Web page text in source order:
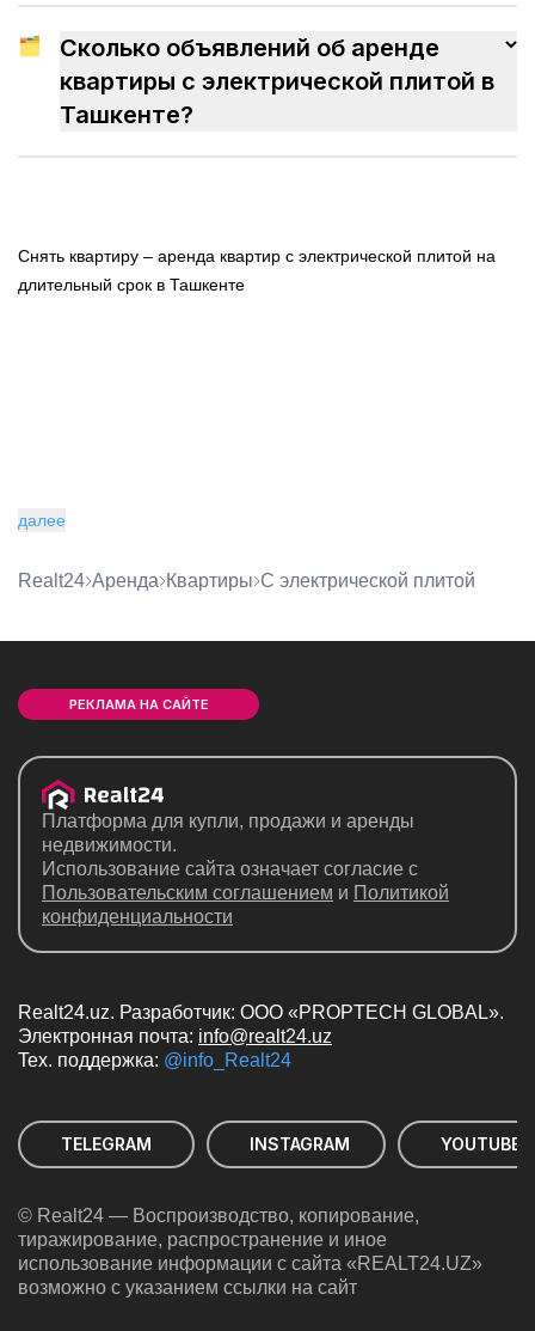
🗂
Сколько объявлений об аренде
квартиры с электрической плитой в
Ташкенте?
Снять квартиру – аренда квартир с электрической плитой на
длительный срок в Ташкенте
далее
Realt24 Аренда квартиры с электрической плитой
РЕКЛАМА НА САЙТЕ
Платформа для купли, продажи и аренды
недвижимости.
Использование сайта означает согласие с
Пользовательским соглашением и Политикой
конфиденциальности
Realt24.uz. Разработчик: ООО «PROPTECH GLOBAL».
Электронная почта: info@realt24.uz
Teх. поддержка: @info_Realt24
TELEGRAM INSTAGRAM YOUTUBE
© Realt24 — Воспроизводство, копирование,
тиражирование, распространение и иное
использование информации с сайта «REALT24.UZ»
возможно с указанием ссылки на сайт